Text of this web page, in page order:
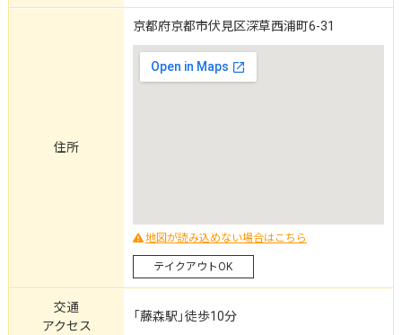
住所
京都府京都市伏見区深草西浦町6-31
地図が読み込めない場合はこちら
テイクアウトOK
交通
アクセス
「藤森駅」徒歩10分